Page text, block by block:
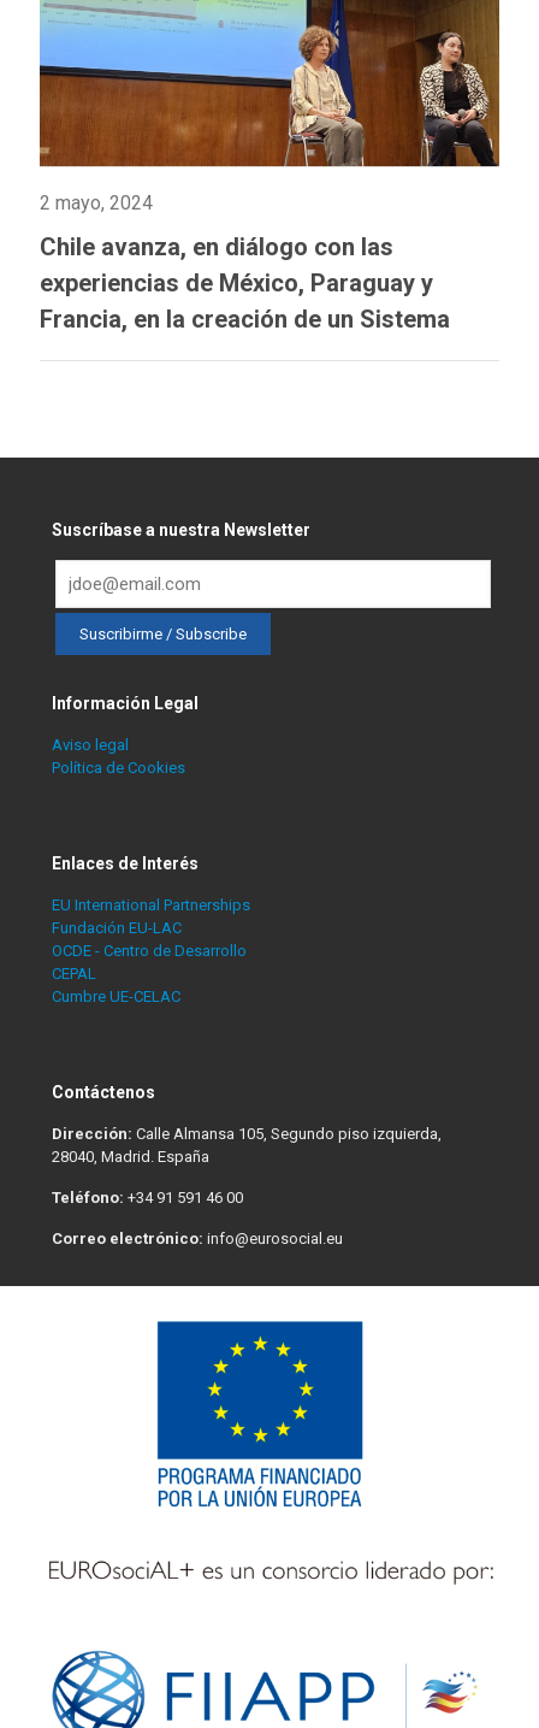
2 mayo, 2024
Chile avanza, en diálogo con las
experiencias de México, Paraguay y
Francia, en la creación de un Sistema
Integrado de Información sobre Violencia
Suscríbase a nuestra Newsletter
Información Legal
Aviso legal
Política de Cookies
Enlaces de Interés
EU International Partnerships
Fundación EU-LAC
OCDE - Centro de Desarrollo
CEPAL
Cumbre UE-CELAC
Contáctenos
Dirección: Calle Almansa 105, Segundo piso izquierda,
28040, Madrid. España
Teléfono: +34 91 591 46 00
Correo electrónico: info@eurosocial.eu